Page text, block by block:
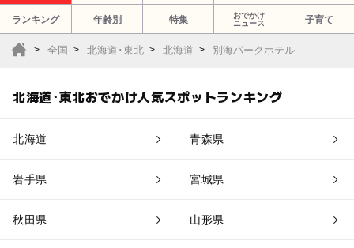
ランキング 年齢別 特集
おでかけ
ニュース
子育て
全国 北海道･東北 北海道 別海パークホテル
北海道･東北おでかけ人気スポットランキング
北海道 青森県
岩手県 宮城県
秋田県 山形県